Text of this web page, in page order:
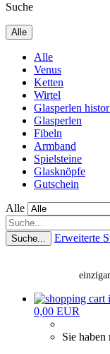
Suche
Alle
Alle
Venus
Ketten
Wirtel
Glasperlen
Glasperlen
Fibeln
Armband
Spielsteine
Glasknöpfe
Gutschein
Alle
Suche... Erweiterte
0,00 EUR
Sie